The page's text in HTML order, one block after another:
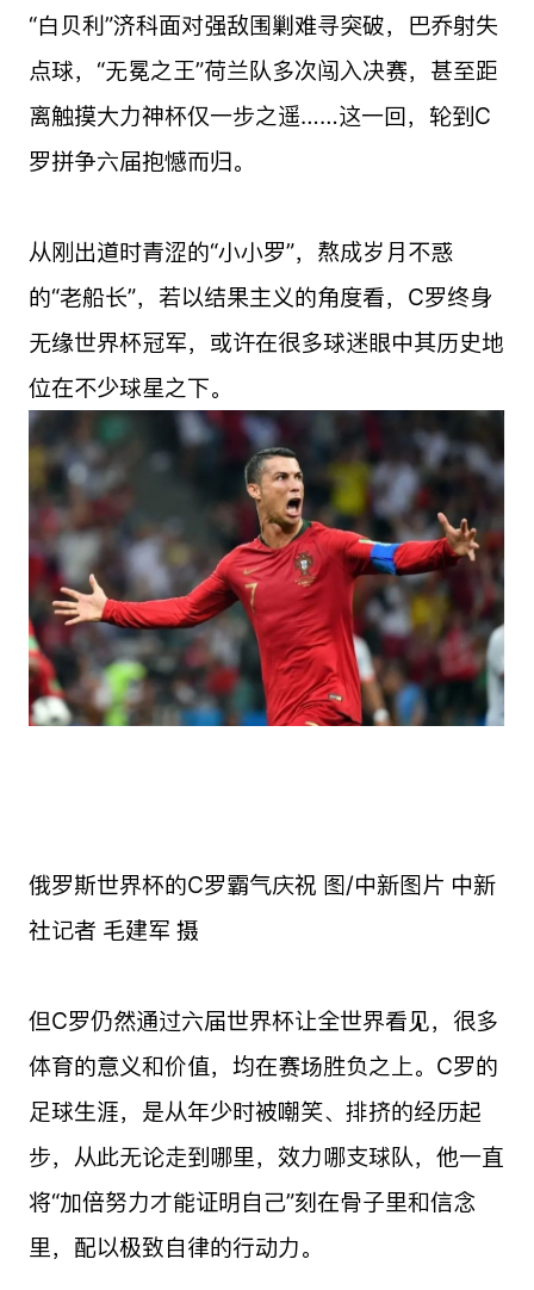
“白贝利”济科面对强敌围剿难寻突破，巴乔射失
点球，“无冕之王”荷兰队多次闯入决赛，甚至距
离触摸大力神杯仅一步之遥……这一回，轮到C
罗拼争六届抱憾而归。
从刚出道时青涩的“小小罗”，熬成岁月不惑
的“老船长”，若以结果主义的角度看，C罗终身
无缘世界杯冠军，或许在很多球迷眼中其历史地
位在不少球星之下。
俄罗斯世界杯的C罗霸气庆祝 图/中新图片 中新
社记者 毛建军 摄
但C罗仍然通过六届世界杯让全世界看见，很多
体育的意义和价值，均在赛场胜负之上。C罗的
足球生涯，是从年少时被嘲笑、排挤的经历起
步，从此无论走到哪里，效力哪支球队，他一直
将“加倍努力才能证明自己”刻在骨子里和信念
里，配以极致自律的行动力。